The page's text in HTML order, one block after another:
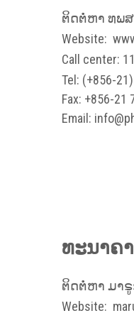
ຕິດຕໍ່ຫາ ທພ
Website:
Call center:
Tel: (+856-
Fax: +856-21
Email:
ທະນາຄ
ຕິດຕໍ່ຫາ ມາຣູ
Website: